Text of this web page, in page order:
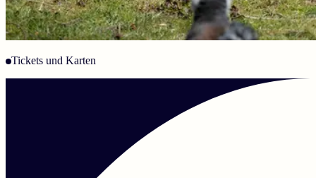
Tickets und Karten